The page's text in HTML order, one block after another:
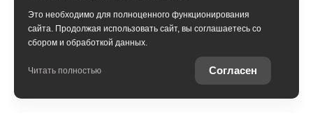
Получить консультацию
Это необходимо для полноценного функционирования
сайта. Продолжая использовать сайт, вы соглашаетесь со
сбором и обработкой данных.
Читать полностью Согласен